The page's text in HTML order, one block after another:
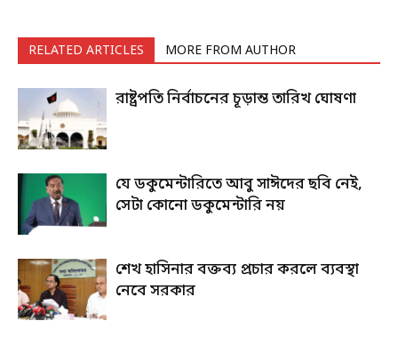
RELATED ARTICLES MORE FROM AUTHOR
রাষ্ট্রপতি নির্বাচনের চূড়ান্ত তারিখ ঘোষণা
যে ডকুমেন্টারিতে আবু সাঈদের ছবি নেই,
সেটা কোনো ডকুমেন্টারি নয়
শেখ হাসিনার বক্তব্য প্রচার করলে ব্যবস্থা
নেবে সরকার